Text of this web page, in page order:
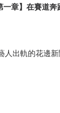
一章】在賽道